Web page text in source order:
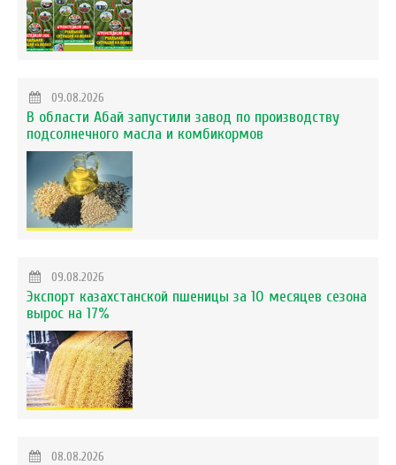
09.08.2026
В области Абай запустили завод по производству
подсолнечного масла и комбикормов
09.08.2026
Экспорт казахстанской пшеницы за 10 месяцев сезона
вырос на 17%
08.08.2026